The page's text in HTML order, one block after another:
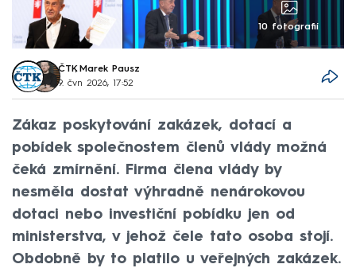
10 fotografií
ČTK, Marek Pausz
9. čvn 2026, 17:52
Zákaz poskytování zakázek, dotací a
pobídek společnostem členů vlády možná
čeká zmírnění. Firma člena vlády by
nesměla dostat výhradně nenárokovou
dotaci nebo investiční pobídku jen od
ministerstva, v jehož čele tato osoba stojí.
Obdobně by to platilo u veřejných zakázek.